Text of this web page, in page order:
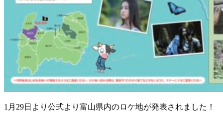
1月29日より公式より富山県内のロケ地が発表されました！